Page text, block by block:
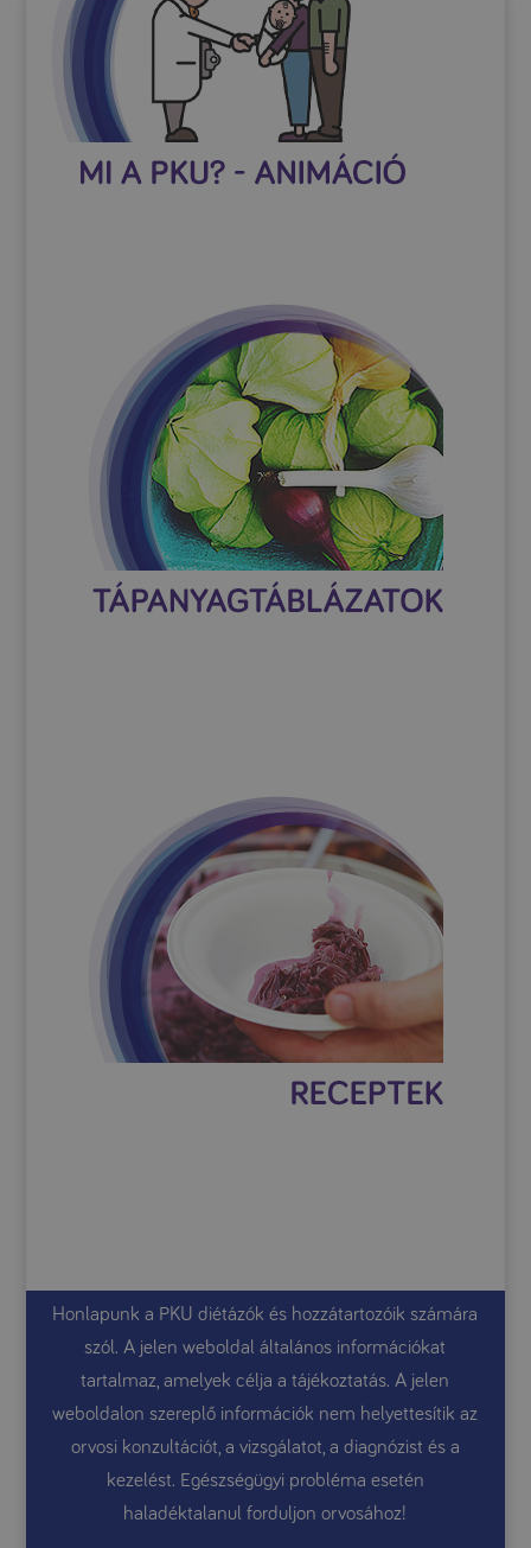
Honlapunk a PKU diétázók és hozzátartozóik számára
szól. A jelen weboldal általános információkat
tartalmaz, amelyek célja a tájékoztatás. A jelen
weboldalon szereplő információk nem helyettesítik az
orvosi konzultációt, a vizsgálatot, a diagnózist és a
kezelést. Egészségügyi probléma esetén
haladéktalanul forduljon orvosához!